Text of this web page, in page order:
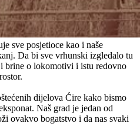
sve posjetioce kao i naše
Da bi sve vrhunski izgledalo tu
o lokomotivi i istu redovno
dijelova Ćire kako bismo
Naš grad je jedan od
ovakvo bogatstvo i da nas svaki